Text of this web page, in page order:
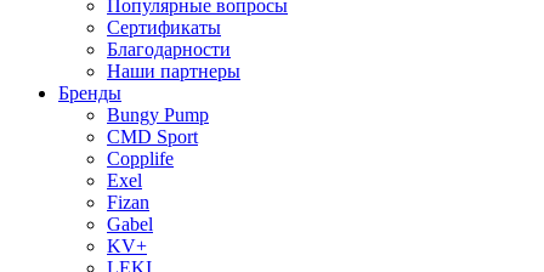
Популярные вопросы
Сертификаты
Благодарности
Наши партнеры
Бренды
Bungy Pump
CMD Sport
Copplife
Exel
Fizan
Gabel
KV+
LEKI